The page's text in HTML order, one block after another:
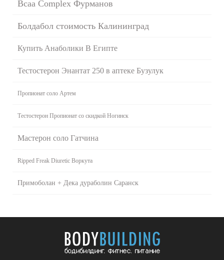
Bcaa Complex Фурманов
Болдабол стоимость Калининград
Купить Анаболики В Египте
Тестостерон Энантат 250 в аптеке Бузулук
Пропионат соло Артем
Тестостерон Пропионат со скидкой Ногинск
Мастерон соло Гатчина
Ripped Freak Diuretic Воркута
Примоболан + Дека дураболин Саранск